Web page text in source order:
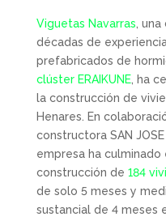
Viguetas Navarras ,
décadas de
prefabricados de
clúster ERAIKUNE, ha
la construcción de
Henares. En
constructora SAN
empresa ha
construcción de 184
de solo 5 meses y
sustancial de 4 meses